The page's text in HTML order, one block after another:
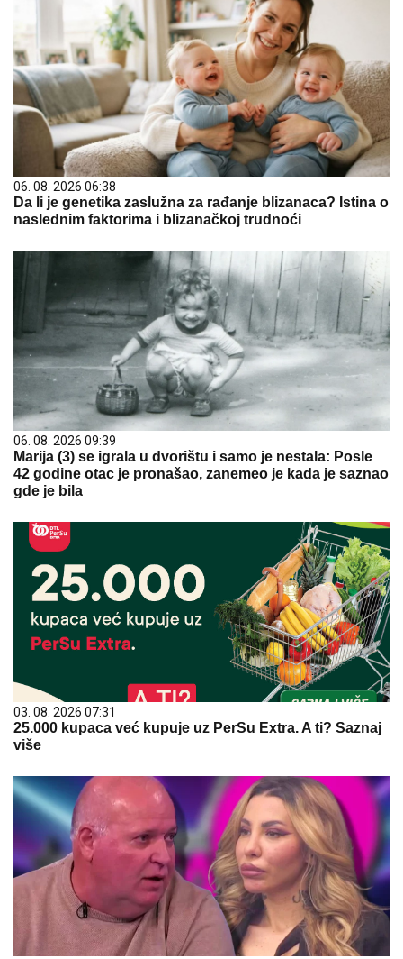
06. 08. 2026 06:38
Da li je genetika zaslužna za rađanje blizanaca? Istina o
naslednim faktorima i blizanačkoj trudnoći
06. 08. 2026 09:39
Marija (3) se igrala u dvorištu i samo je nestala: Posle
42 godine otac je pronašao, zanemeo je kada je saznao
gde je bila
03. 08. 2026 07:31
25.000 kupaca već kupuje uz PerSu Extra. A ti? Saznaj
više